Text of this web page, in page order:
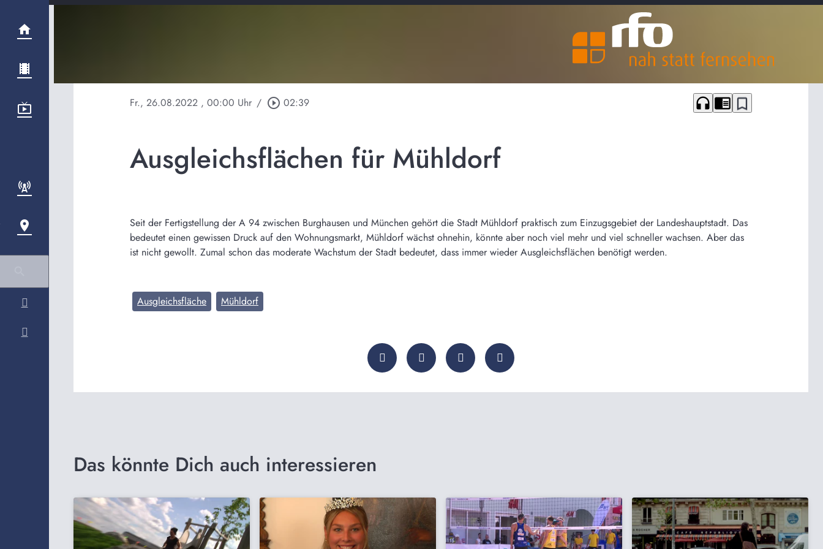
Fr., 26.08.2022 , 00:00 Uhr / play_circle_outline 02:39 headphones chrome_reader_mode bookmark_border
Ausgleichsflächen für Mühldorf
Seit der Fertigstellung der A 94 zwischen Burghausen und München gehört die Stadt Mühldorf praktisch zum Einzugsgebiet der Landeshauptstadt. Das
bedeutet einen gewissen Druck auf den Wohnungsmarkt, Mühldorf wächst ohnehin, könnte aber noch viel mehr und viel schneller wachsen. Aber das
ist nicht gewollt. Zumal schon das moderate Wachstum der Stadt bedeutet, dass immer wieder Ausgleichsflächen benötigt werden.
Ausgleichsfläche Mühldorf
Das könnte Dich auch interessieren